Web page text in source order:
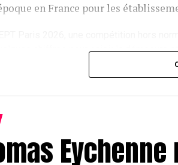
en France pour les
chiffres pour saisir la démesure
de plus de 80 nationalités, 145
300 croupières et croupiers, 52
le plus exclusif, en passant par 5
pour des amateurs éclairés. Parmi
Eychenne